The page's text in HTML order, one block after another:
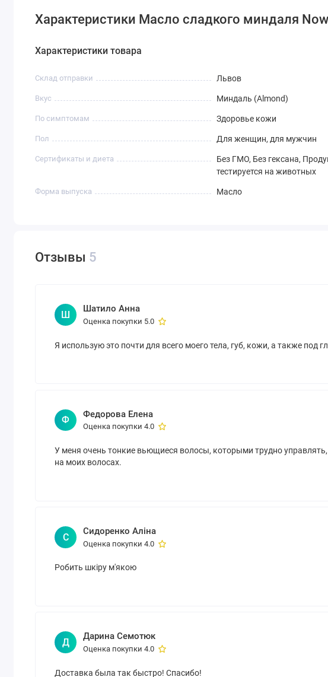
капель миндального масла в кожу, обращая особое внимание на область
Форма выпуска
Масло
По симптомам
Характеристики Масло сладкого миндаля
Характеристики товара
Склад отправки Львов
Вкус Миндаль (Almond)
По симптомам Здоровье кожи
Пол Для женщин, для мужчин
Сертификаты и диета
Без ГМО, Без гексана,
тестируется на животных
Форма выпуска Масло
Отзывы 5
Ш
Шатило Анна
Оценка покупки 5.0
Я использую это почти для всего моего тела, губ, кожи, а также под
Ф
Федорова Елена
Оценка покупки 4.0
У меня очень тонкие вьющиеся волосы, которыми трудно
на моих волосах.
С
Сидоренко Аліна
Оценка покупки 4.0
Робить шкіру м'якою
Д
Дарина Семотюк
Оценка покупки 4.0
Доставка была так быстро! Спасибо!